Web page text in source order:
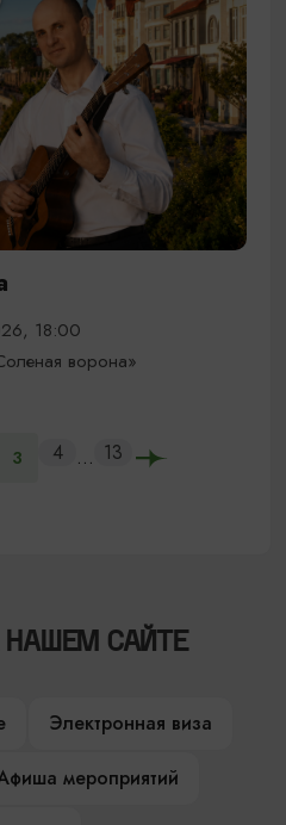
18:00
ворона»
3 4 ... 13
САЙТЕ
Электронная виза
мероприятий